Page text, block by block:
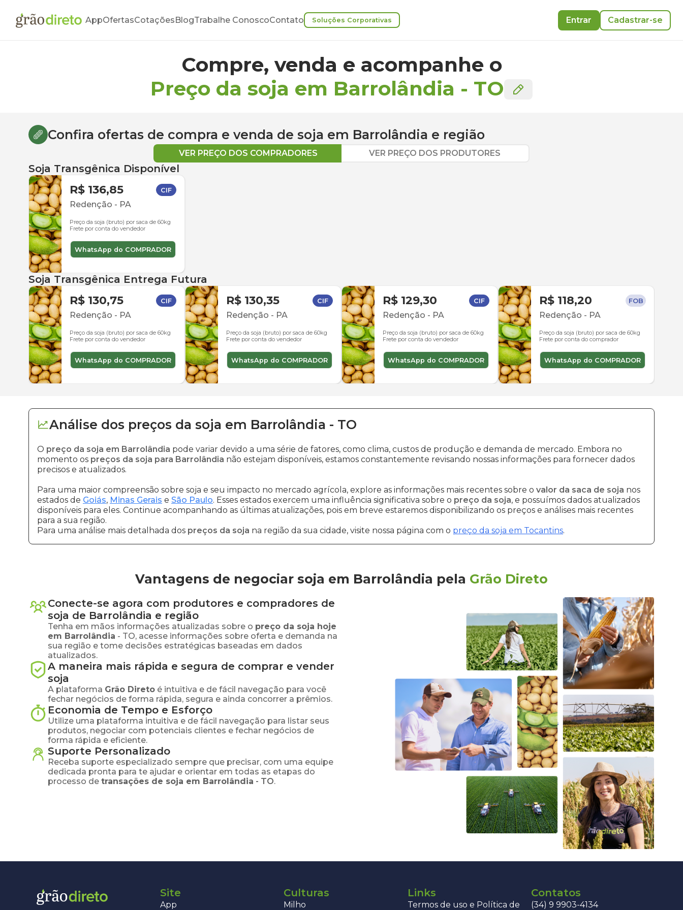
AppOfertasCotaçõesBlogTrabalhe ConoscoContato Soluções Corporativas Entrar Cadastrar-se
Compre, venda e acompanhe o
Preço da soja em Barrolândia - TO
Confira ofertas de compra e venda de soja em Barrolândia e região
VER PREÇO DOS COMPRADORES VER PREÇO DOS PRODUTORES
Soja Transgênica Disponível
R$ 136,85 CIF
Redenção - PA
Preço da soja (bruto) por saca de 60kg
Frete por conta do vendedor
WhatsApp do COMPRADOR
Soja Transgênica Entrega Futura
R$ 130,75 CIF
Redenção - PA
Preço da soja (bruto) por saca de 60kg
Frete por conta do vendedor
WhatsApp do COMPRADOR
R$ 130,35 CIF
Redenção - PA
Preço da soja (bruto) por saca de 60kg
Frete por conta do vendedor
WhatsApp do COMPRADOR
R$ 129,30 CIF
Redenção - PA
Preço da soja (bruto) por saca de 60kg
Frete por conta do vendedor
WhatsApp do COMPRADOR
R$ 118,20 FOB
Redenção - PA
Preço da soja (bruto) por saca de 60kg
Frete por conta do comprador
WhatsApp do COMPRADOR
Análise dos preços da soja em Barrolândia - TO
O preço da soja em Barrolândia pode variar devido a uma série de fatores, como clima, custos de produção e demanda de mercado. Embora no
momento os preços da soja para Barrolândia não estejam disponíveis, estamos constantemente revisando nossas informações para fornecer dados
precisos e atualizados.
Para uma maior compreensão sobre soja e seu impacto no mercado agrícola, explore as informações mais recentes sobre o valor da saca de soja nos
estados de Goiás, Minas Gerais e São Paulo. Esses estados exercem uma influência significativa sobre o preço da soja, e possuímos dados atualizados
disponíveis para eles. Continue acompanhando as últimas atualizações, pois em breve estaremos disponibilizando os preços e análises mais recentes
para a sua região.
Para uma análise mais detalhada dos preços da soja na região da sua cidade, visite nossa página com o preço da soja em Tocantins.
Vantagens de negociar soja em Barrolândia pela Grão Direto
Conecte-se agora com produtores e compradores de
soja de Barrolândia e região
Tenha em mãos informações atualizadas sobre o preço da soja hoje
em Barrolândia - TO, acesse informações sobre oferta e demanda na
sua região e tome decisões estratégicas baseadas em dados
atualizados.
A maneira mais rápida e segura de comprar e vender
soja
A plataforma Grão Direto é intuitiva e de fácil navegação para você
fechar negócios de forma rápida, segura e ainda concorrer a prêmios.
Economia de Tempo e Esforço
Utilize uma plataforma intuitiva e de fácil navegação para listar seus
produtos, negociar com potenciais clientes e fechar negócios de
forma rápida e eficiente.
Suporte Personalizado
Receba suporte especializado sempre que precisar, com uma equipe
dedicada pronta para te ajudar e orientar em todas as etapas do
processo de transações de soja em Barrolândia - TO.
Site
App
Culturas
Milho
Links
Termos de uso e Política de
Contatos
(34) 9 9903-4134